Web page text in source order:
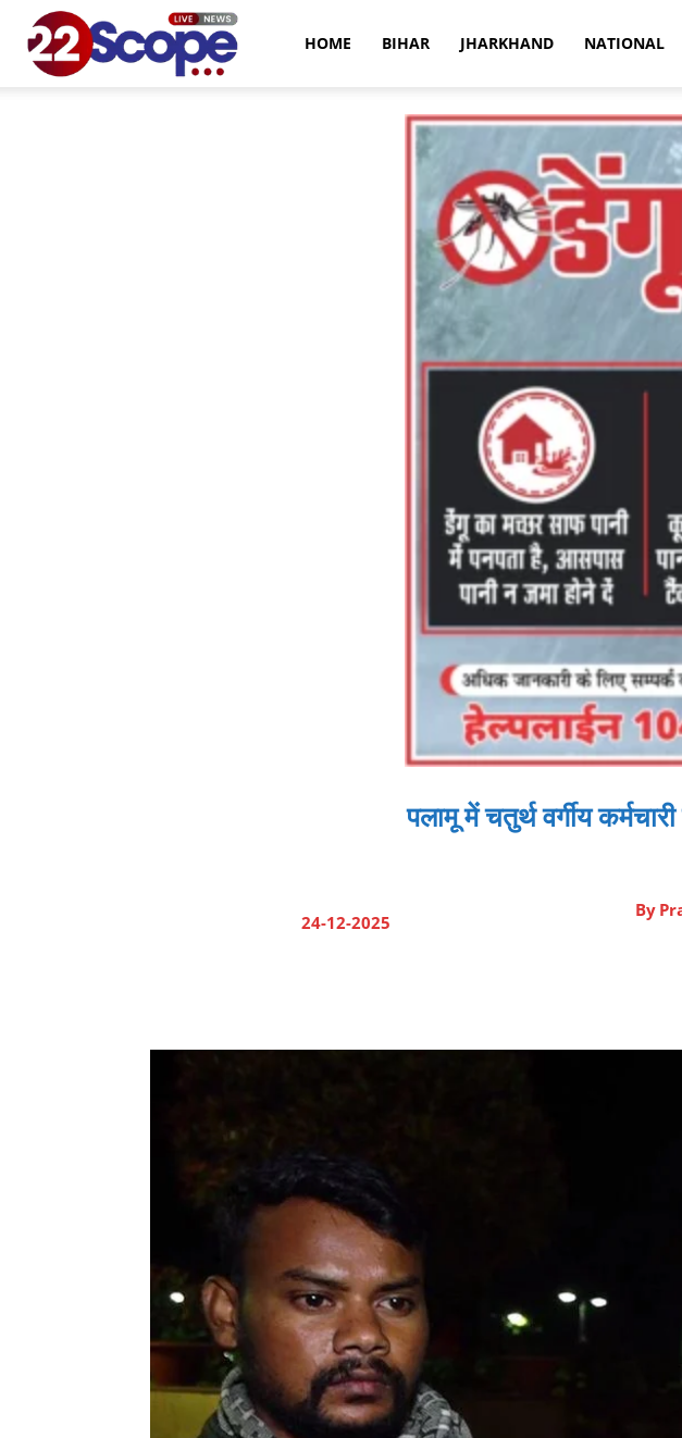
HOME BIHAR JHARKHAND NATIONAL
पलामू में चतुर्थ वर्गीय
24-12-2025
By